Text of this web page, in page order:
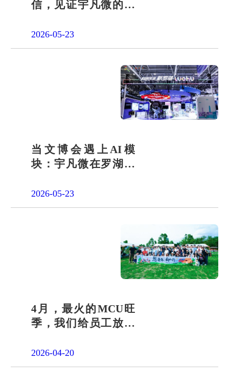
信，见证宇凡微的社
2026-05-23
当文博会遇上AI模
块：宇凡微在罗湖展
答卷
2026-05-23
4月，最火的MCU旺
季，我们给员工放了
2026-04-20